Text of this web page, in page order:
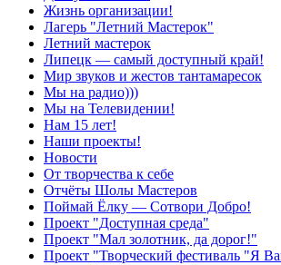
Жизнь организации!
Лагерь "Летний Мастерок"
Летний мастерок
Липецк — самый доступный край!
Мир звуков и жестов тантамаресок
Мы на радио)))
Мы на Телевидении!
Нам 15 лет!
Наши проекты!
Новости
От творчества к себе
Отчёты Шолы Мастеров
Поймай Ёлку — Сотвори Добро!
Проект "Доступная среда"
Проект "Мал золотник, да дорог!"
Проект "Творческий фестиваль "Я